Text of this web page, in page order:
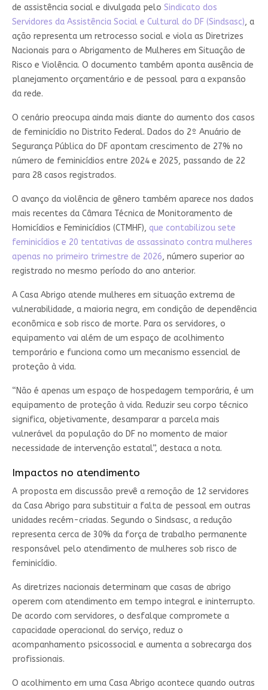
de assistência social e divulgada pelo Sindicato dos
Servidores da Assistência Social e Cultural do DF (Sindsasc), a
ação representa um retrocesso social e viola as Diretrizes
Nacionais para o Abrigamento de Mulheres em Situação de
Risco e Violência. O documento também aponta ausência de
planejamento orçamentário e de pessoal para a expansão
da rede.
O cenário preocupa ainda mais diante do aumento dos casos
de feminicídio no Distrito Federal. Dados do 2º Anuário de
Segurança Pública do DF apontam crescimento de 27% no
número de feminicídios entre 2024 e 2025, passando de 22
para 28 casos registrados.
O avanço da violência de gênero também aparece nos dados
mais recentes da Câmara Técnica de Monitoramento de
Homicídios e Feminicídios (CTMHF), que contabilizou sete
feminicídios e 20 tentativas de assassinato contra mulheres
apenas no primeiro trimestre de 2026, número superior ao
registrado no mesmo período do ano anterior.
A Casa Abrigo atende mulheres em situação extrema de
vulnerabilidade, a maioria negra, em condição de dependência
econômica e sob risco de morte. Para os servidores, o
equipamento vai além de um espaço de acolhimento
temporário e funciona como um mecanismo essencial de
proteção à vida.
“Não é apenas um espaço de hospedagem temporária, é um
equipamento de proteção à vida. Reduzir seu corpo técnico
significa, objetivamente, desamparar a parcela mais
vulnerável da população do DF no momento de maior
necessidade de intervenção estatal”, destaca a nota.
Impactos no atendimento
A proposta em discussão prevê a remoção de 12 servidores
da Casa Abrigo para substituir a falta de pessoal em outras
unidades recém-criadas. Segundo o Sindsasc, a redução
representa cerca de 30% da força de trabalho permanente
responsável pelo atendimento de mulheres sob risco de
feminicídio.
As diretrizes nacionais determinam que casas de abrigo
operem com atendimento em tempo integral e ininterrupto.
De acordo com servidores, o desfalque compromete a
capacidade operacional do serviço, reduz o
acompanhamento psicossocial e aumenta a sobrecarga dos
profissionais.
O acolhimento em uma Casa Abrigo acontece quando outras